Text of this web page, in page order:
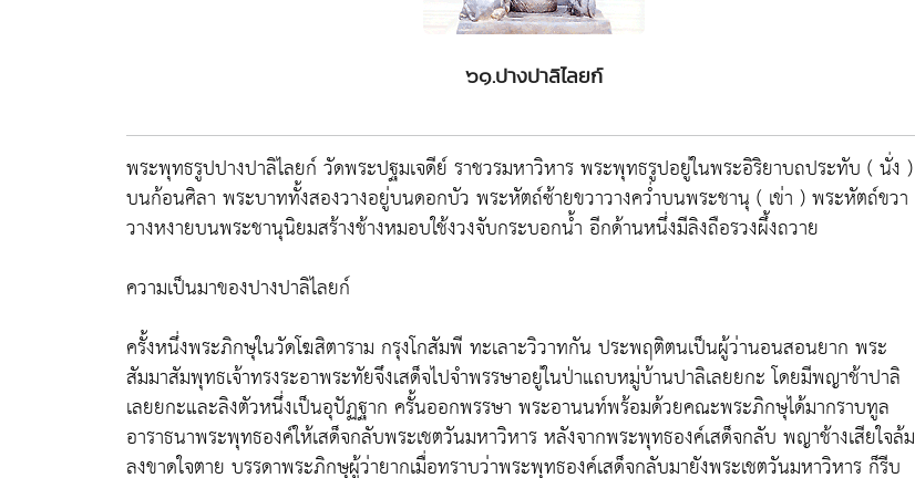
๖๑.ปางปาลิไลยก์
พระพุทธรูปปางปาลิไลยก์ วัดพระปฐมเจดีย์ ราชวรมหาวิหาร พระพุทธรูปอยู่ในพระอิริยาบถประทับ ( นั่ง )
บนก้อนศิลา พระบาททั้งสองวางอยู่บนดอกบัว พระหัตถ์ซ้ายขวาวางคว่ำบนพระชานุ ( เข่า ) พระหัตถ์ขวา
วางหงายบนพระชานุนิยมสร้างช้างหมอบใช้งวงจับกระบอกน้ำ อีกด้านหนึ่งมีลิงถือรวงผึ้งถวาย
ความเป็นมาของปางปาลิไลยก์
ครั้งหนึ่งพระภิกษุในวัดโฆสิตาราม กรุงโกสัมพี ทะเลาะวิวาทกัน ประพฤติตนเป็นผู้ว่านอนสอนยาก พระ
สัมมาสัมพุทธเจ้าทรงระอาพระทัยจึงเสด็จไปจำพรรษาอยู่ในป่าแถบหมู่บ้านปาลิเลยยกะ โดยมีพญาช้าปาลิ
เลยยกะและลิงตัวหนึ่งเป็นอุปัฏฐาก ครั้นออกพรรษา พระอานนท์พร้อมด้วยคณะพระภิกษุได้มากราบทูล
อาราธนาพระพุทธองค์ให้เสด็จกลับพระเชตวันมหาวิหาร หลังจากพระพุทธองค์เสด็จกลับ พญาช้างเสียใจล้ม
ลงขาดใจตาย บรรดาพระภิกษุผู้ว่ายากเมื่อทราบว่าพระพุทธองค์เสด็จกลับมายังพระเชตวันมหาวิหาร ก็รีบ